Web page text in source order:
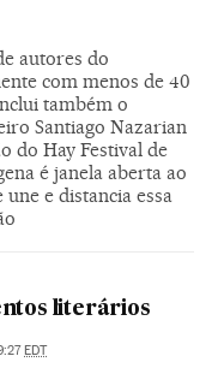
autores do
com menos de 40
também o
Santiago Nazarian
do Hay Festival de
é janela aberta ao
une e distancia essa
literários
EDT